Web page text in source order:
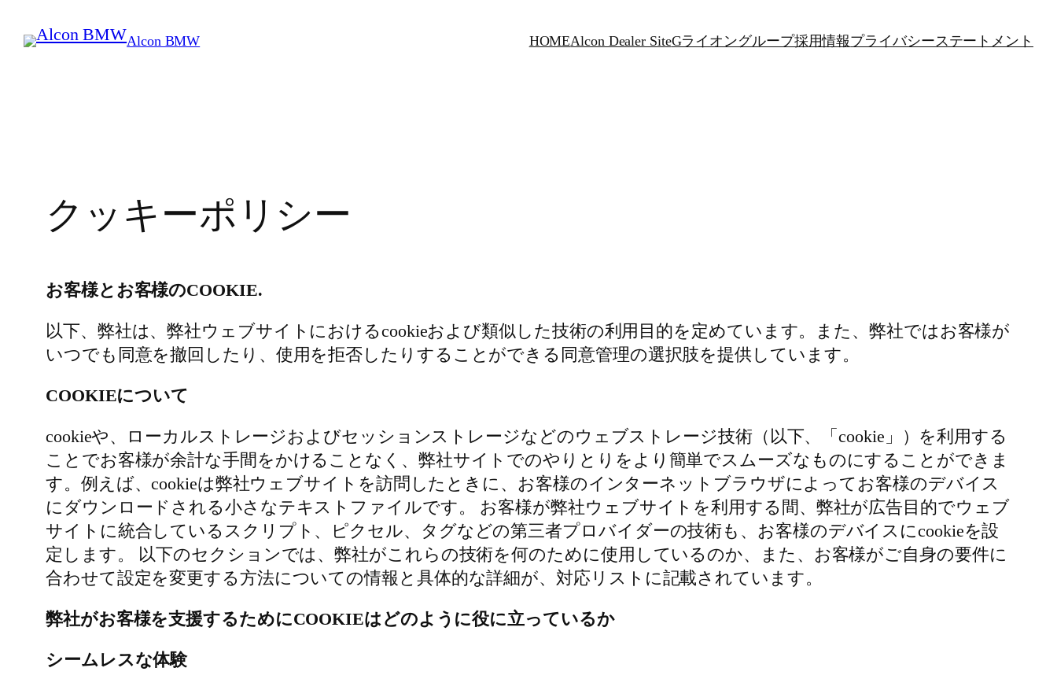
Alcon BMW HOMEAlcon Dealer SiteGライオングループ採用情報プライバシーステートメント
クッキーポリシー
お客様とお客様のCOOKIE.
以下、弊社は、弊社ウェブサイトにおけるcookieおよび類似した技術の利用目的を定めています。また、弊社ではお客様が
いつでも同意を撤回したり、使用を拒否したりすることができる同意管理の選択肢を提供しています。
COOKIEについて
cookieや、ローカルストレージおよびセッションストレージなどのウェブストレージ技術（以下、「cookie」）を利用する
ことでお客様が余計な手間をかけることなく、弊社サイトでのやりとりをより簡単でスムーズなものにすることができま
す。例えば、cookieは弊社ウェブサイトを訪問したときに、お客様のインターネットブラウザによってお客様のデバイス
にダウンロードされる小さなテキストファイルです。 お客様が弊社ウェブサイトを利用する間、弊社が広告目的でウェブ
サイトに統合しているスクリプト、ピクセル、タグなどの第三者プロバイダーの技術も、お客様のデバイスにcookieを設
定します。 以下のセクションでは、弊社がこれらの技術を何のために使用しているのか、また、お客様がご自身の要件に
合わせて設定を変更する方法についての情報と具体的な詳細が、対応リストに記載されています。
弊社がお客様を支援するためにCOOKIEはどのように役に立っているか
シームレスな体験